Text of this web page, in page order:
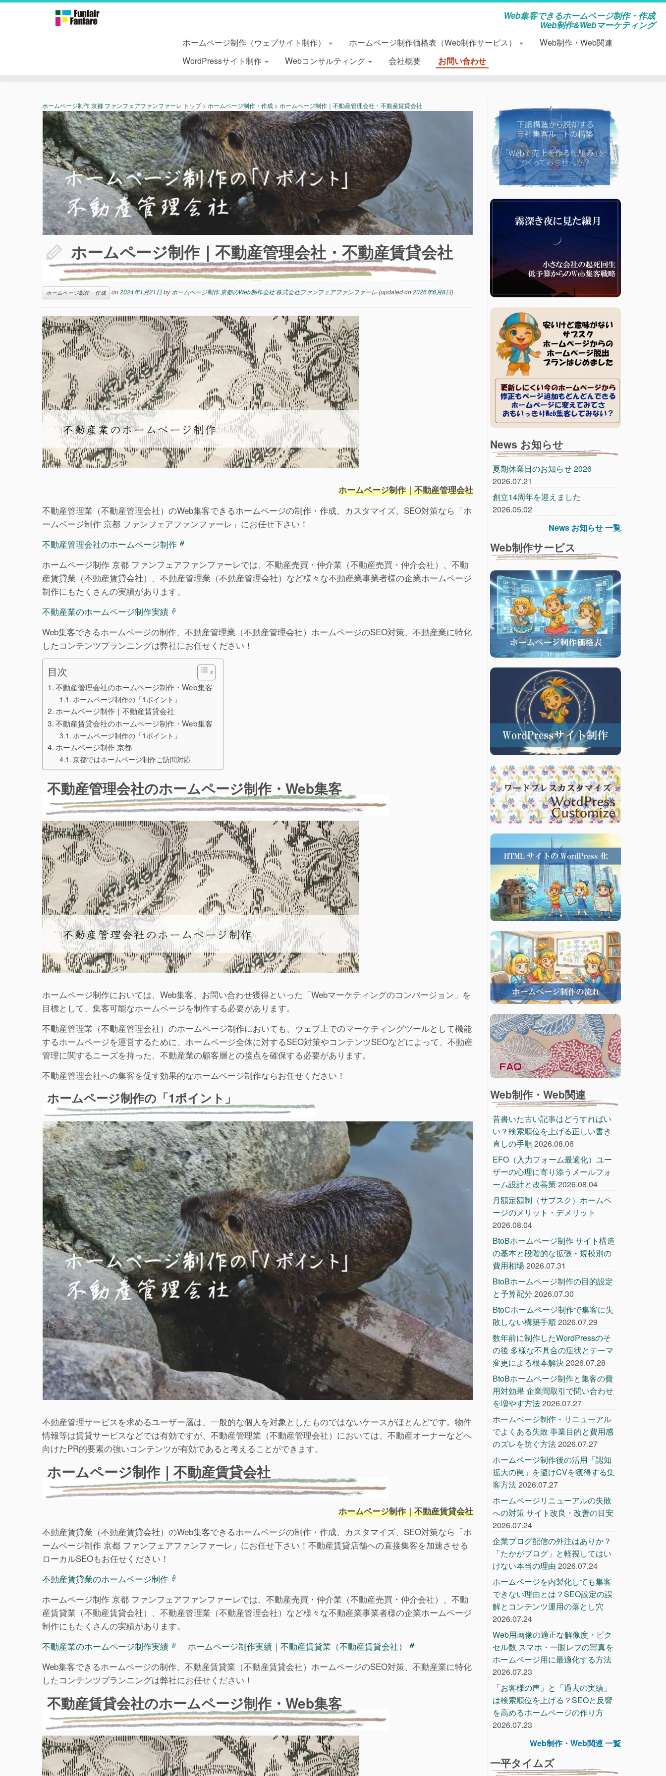
Web集客できるホームページ制作・作成
Web制作&Webマーケティング
ホームページ制作（ウェブサイト制作） ホームページ制作価格表（Web制作サービス）
Web制作・Web関連
WordPressサイト制作
Webコンサルティング 会社概要 お問い合わせ
ホームページ制作 京都 ファンフェアファンファーレ トップ> ホームページ制作・作成 > ホームページ制作｜不動産管理会社・不動産賃貸会社
ホームページ制作｜不動産管理会社・不動産賃貸会社
ホームページ制作・作成 on2024年1月21日byホームページ制作 京都のWeb制作会社 株式会社ファンフェアファンファーレ(updated on2026年6月8日)
ホームページ制作｜不動産管理会社
不動産管理業（不動産管理会社）のWeb集客できるホームページの制作・作成、カスタマイズ、SEO対策なら「ホ
ームページ制作 京都 ファンフェアファンファーレ」にお任せ下さい！
不動産管理会社のホームページ制作
ホームページ制作 京都 ファンフェアファンファーレでは、不動産売買・仲介業（不動産売買・仲介会社）、不動
産賃貸業（不動産賃貸会社）、不動産管理業（不動産管理会社）など様々な不動産業事業者様の企業ホームページ
制作にもたくさんの実績があります。
不動産業のホームページ制作実績
Web集客できるホームページの制作、不動産管理業（不動産管理会社）ホームページのSEO対策、不動産業に特化
したコンテンツプランニングは弊社にお任せください！
目次
不動産管理会社のホームページ制作・Web集客
ホームページ制作の「1ポイント」
ホームページ制作｜不動産賃貸会社
不動産賃貸会社のホームページ制作・Web集客
ホームページ制作の「1ポイント」
ホームページ制作 京都
京都ではホームページ制作ご訪問対応
不動産管理会社のホームページ制作・Web集客
ホームページ制作においては、Web集客、お問い合わせ獲得といった「Webマーケティングのコンバージョン」を
目標として、集客可能なホームページを制作する必要があります。
不動産管理業（不動産管理会社）のホームページ制作においても、ウェブ上でのマーケティングツールとして機能
するホームページを運営するために、ホームページ全体に対するSEO対策やコンテンツSEOなどによって、不動産
管理に関するニーズを持った、不動産業の顧客層との接点を確保する必要があります。
不動産管理会社への集客を促す効果的なホームページ制作ならお任せください！
ホームページ制作の「1ポイント」
不動産管理サービスを求めるユーザー層は、一般的な個人を対象としたものではないケースがほとんどです。物件
情報等は賃貸サービスなどでは有効ですが、不動産管理業（不動産管理会社）においては、不動産オーナーなどへ
向けたPR的要素の強いコンテンツが有効であると考えることができます。
ホームページ制作｜不動産賃貸会社
ホームページ制作｜不動産賃貸会社
不動産賃貸業（不動産賃貸会社）のWeb集客できるホームページの制作・作成、カスタマイズ、SEO対策なら「ホ
ームページ制作 京都 ファンフェアファンファーレ」にお任せ下さい！不動産賃貸店舗への直接集客を加速させる
ローカルSEOもお任せください！
不動産賃貸業のホームページ制作
ホームページ制作 京都 ファンフェアファンファーレでは、不動産売買・仲介業（不動産売買・仲介会社）、不動
産賃貸業（不動産賃貸会社）、不動産管理業（不動産管理会社）など様々な不動産業事業者様の企業ホームページ
制作にもたくさんの実績があります。
不動産業のホームページ制作実績
ホームページ制作実績｜不動産賃貸業（不動産賃貸会社）
Web集客できるホームページの制作、不動産賃貸業（不動産賃貸会社）ホームページのSEO対策、不動産業に特化
したコンテンツプランニングは弊社にお任せください！
不動産賃貸会社のホームページ制作・Web集客
News お知らせ
夏期休業日のお知らせ 2026
2026.07.21
創立14周年を迎えました
2026.05.02
News お知らせ 一覧
Web制作サービス
Web制作・Web関連
昔書いた古い記事はどうすればい
い？検索順位を上げる正しい書き
直しの手順2026.08.06
EFO（入力フォーム最適化）ユー
ザーの心理に寄り添うメールフォ
ーム設計と改善策2026.08.04
月額定額制（サブスク）ホームペ
ージのメリット・デメリット
2026.08.04
BtoBホームページ制作 サイト構造
の基本と段階的な拡張・規模別の
費用相場2026.07.31
BtoBホームページ制作の目的設定
と予算配分 2026.07.30
BtoCホームページ制作で集客に失
敗しない構築手順2026.07.29
数年前に制作したWordPressのそ
の後 多様な不具合の症状とテーマ
変更による根本解決2026.07.28
BtoBホームページ制作と集客の費
用対効果 企業間取引で問い合わせ
を増やす方法2026.07.27
ホームページ制作・リニューアル
でよくある失敗 事業目的と費用感
のズレを防ぐ方法2026.07.27
ホームページ制作後の活用「認知
拡大の罠」を避けCVを獲得する集
客方法2026.07.27
ホームページリニューアルの失敗
への対策 サイト改良・改善の目安
2026.07.24
企業ブログ配信の外注はありか？
「たかがブログ」と軽視してはい
けない本当の理由 2026.07.24
ホームページを内製化しても集客
できない理由とは？SEO設定の誤
解とコンテンツ運用の落とし穴
2026.07.24
Web用画像の適正な解像度・ピク
セル数 スマホ・一眼レフの写真を
ホームページ用に最適化する方法
2026.07.23
「お客様の声」と「過去の実績」
は検索順位を上げる？SEOと反響
を高めるホームページの作り方
2026.07.23
Web制作・Web関連 一覧
一平タイムズ